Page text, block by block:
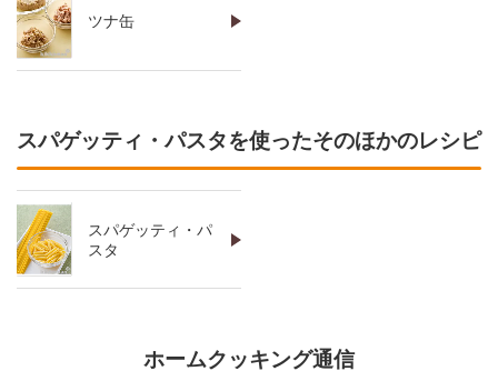
ツナ缶
スパゲッティ・パスタを使ったそのほかのレシピ
スパゲッティ・パ
スタ
ホームクッキング通信